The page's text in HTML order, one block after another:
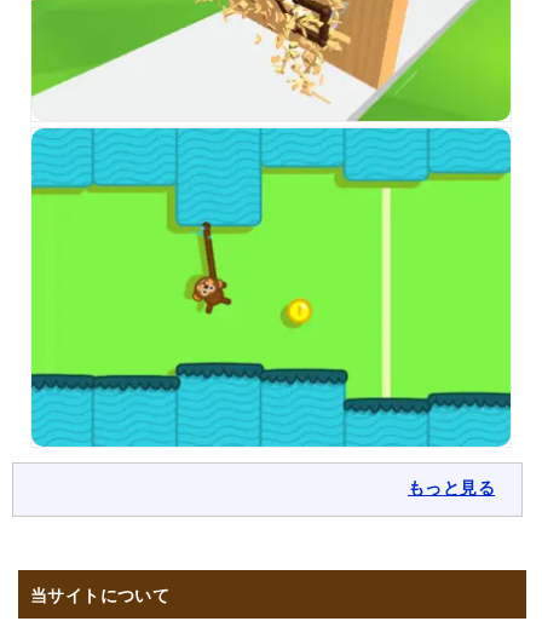
もっと見る
当サイトについて